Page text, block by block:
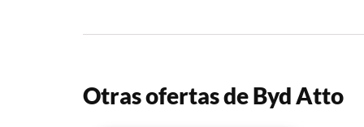
Otras ofertas de Byd Atto